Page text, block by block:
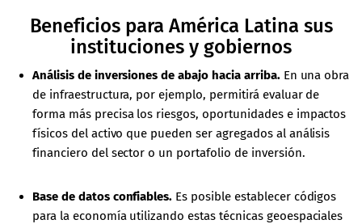
Beneficios para América Latina sus
instituciones y gobiernos
Análisis de inversiones de abajo hacia arriba.En una obra
de infraestructura, por ejemplo, permitirá evaluar de
forma más precisa los riesgos, oportunidades e impactos
físicos del activo que pueden ser agregados al análisis
financiero del sector o un portafolio de inversión.
Base de datos confiables. Es posible establecer códigos
para la economía utilizando estas técnicas geoespaciales